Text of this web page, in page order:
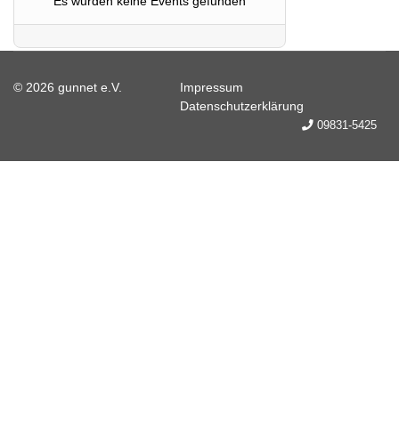
© 2026 gunnet e.V.
Impressum
Datenschutzerklärung
09831-5425